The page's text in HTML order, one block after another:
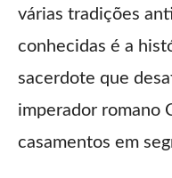
várias tradições
conhecidas é a
sacerdote que
imperador romano
casamentos em